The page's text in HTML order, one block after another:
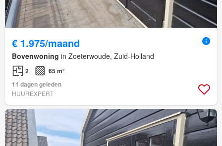
€ 1.975/maand
Bovenwoning in Zoeterwoude, Zuid-Holland
2
65 m²
11 dagen geleden
HUUREXPERT